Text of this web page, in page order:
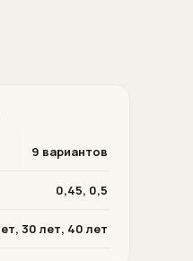
9 вариантов
0,45, 0,5
30 лет, 40 лет